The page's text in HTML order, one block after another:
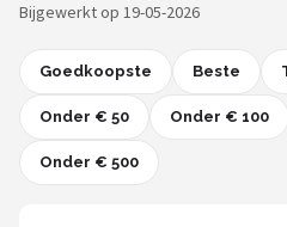
Blog
Fietsroutes
Kinderfietsen
Bijgewerkt op 19-05-2026
Goedkoopste Beste
Onder € 50 Onder € 100
Onder € 500